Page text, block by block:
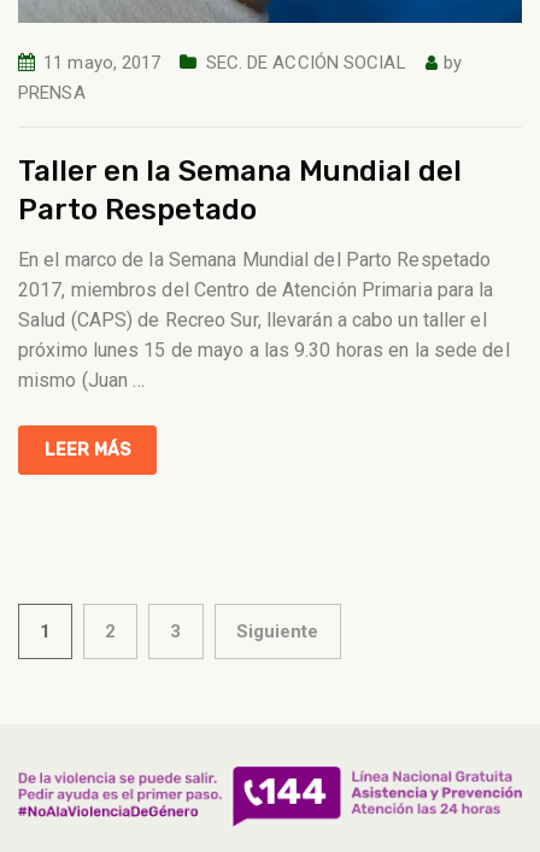
11 mayo, 2017 SEC. DE ACCIÓN SOCIAL
by
PRENSA
Taller en la Semana Mundial del
Parto Respetado
En el marco de la Semana Mundial del Parto Respetado
2017, miembros del Centro de Atención Primaria para la
Salud (CAPS) de Recreo Sur, llevarán a cabo un taller el
próximo lunes 15 de mayo a las 9.30 horas en la sede del
mismo (Juan
LEER MÁS
Paginación
1 2 3 Siguiente